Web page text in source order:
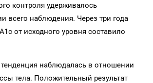
контроля удерживалось
всего наблюдения. Через три года
от исходного уровня составило
наблюдалась в отношении
тела. Положительный результат